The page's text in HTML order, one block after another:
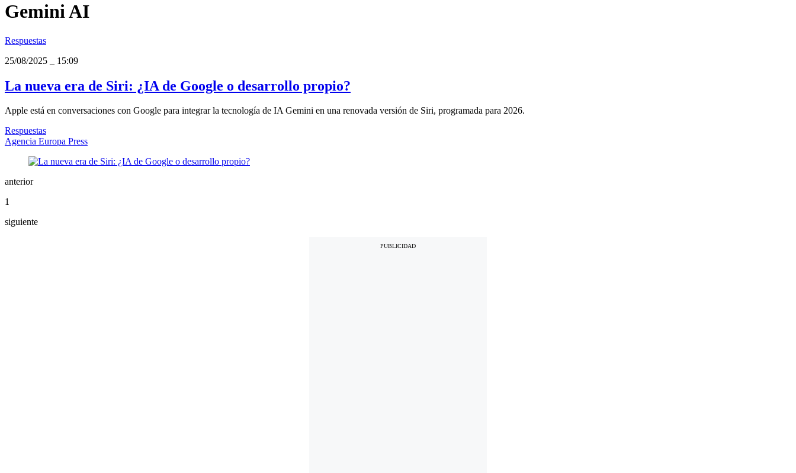
Gemini AI
Respuestas
25/08/2025
15:09
La nueva era de Siri: ¿IA de Google o desarrollo propio?
Apple está en conversaciones con Google para integrar la tecnología de IA Gemini en una renovada versión de Siri, programada para 2026.
Respuestas
Agencia Europa Press
anterior
1
siguiente